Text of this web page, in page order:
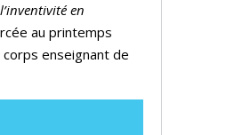
l’inventivité en
au printemps
enseignant de